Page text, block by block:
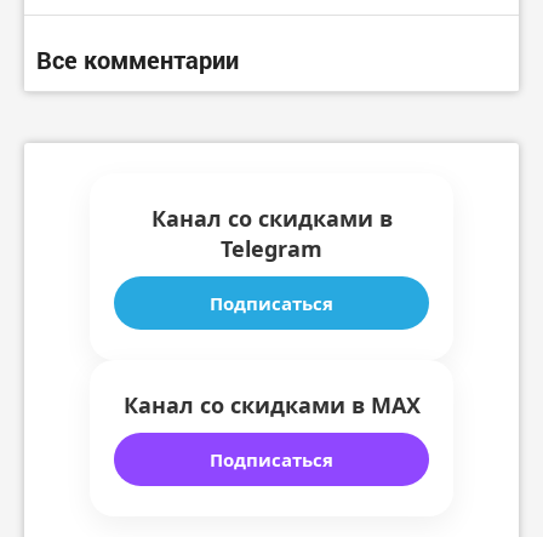
Все комментарии
Канал со скидками в
Telegram
Подписаться
Канал со скидками в MAX
Подписаться